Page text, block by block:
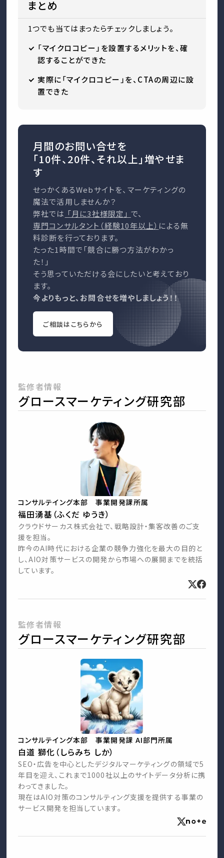
まとめ
1つでも当てはまったらチェックしましょう。
「マイクロコピー」を設置するメリットを、確
認することができた
実際に「マイクロコピー」を、CTAの周辺に設
置できた
月間のお問い合せを
「10件、20件、それ以上」増やせま
す
せっかくあるWebサイトを、マーケティングの
魔法で活用しませんか？
弊社では 「月に3社様限定」 で、
専門コンサルタント（経験10年以上） による無
料診断を行っております。
たった1時間で「競合に勝つ方法がわかっ
た！」
そう思っていただける会にしたいと考えており
ます。
今よりもっと、お問合せを増やしましょう！！
ご相談はこちらから
監修者情報
グロースマーケティング研究部
コンサルテイング本部 事業開発課所属
福田湧基（ふくだ ゆうき）
クラウドサーカス株式会社で、戦略設計・集客改善のご支
援を担当。
昨今のAI時代における企業の競争力強化を最大の目的と
し、AIO対策サービスの開発から市場への展開までを統括
しています。
監修者情報
グロースマーケティング研究部
コンサルテイング本部 事業開発課 AI部門所属
白道 獅化（しらみち しか）
SEO・広告を中心としたデジタルマーケティングの領域で5
年目を迎え、これまで1000社以上のサイトデータ分析に携
わってきました。
現在はAIO対策のコンサルティング支援を提供する事業の
サービス開発を担当しています。